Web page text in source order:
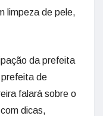
limpeza de pele,
da prefeita
prefeita de
falará sobre o
dicas,